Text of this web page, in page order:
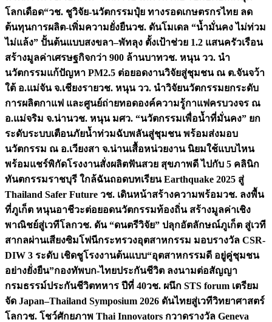
โลกเดือด“วช. ชูวิจัย-นวัตกรรมปุ๋ย ทางรอดเกษตรกรไทย ลด
ต้นทุนการผลิต-เพิ่มความยั่งยืนวช. ดันโมเดล “น้ำมั่นคง ไม่ท่วม
ไม่แล้ง” ปั้นต้นแบบสงขลา–พัทลุง ตั้งเป้าช่วย 1.2 แสนครัวเรือน
สร้างมูลค่าเศรษฐกิจกว่า 900 ล้านบาทวช. หนุน วว. นำ
นวัตกรรมแก้ปัญหา PM2.5 ต่อยอดงานวิจัยสู่ชุมชน ณ ต.จันจว้า
ใต้ อ.แม่จัน จ.เชียงรายวช. หนุน วว. นำวิจัยนวัตกรรมยกระดับ
การผลิตกาแฟ และศูนย์ถ่ายทอดองค์ความรู้กาแฟครบวงจร ณ
อ.แม่จริม จ.น่านวช. หนุน มศว. “นวัตกรรมเพื่อน้ำที่มั่นคง” ยก
ระดับระบบเตือนภัยน้ำท่วมฉับพลันสู่ชุมชน พร้อมส่งมอบ
นวัตกรรม ณ อ.เวียงสา จ.น่านเสื้อหน่วยงาน นิยมใช้แบบไหน
พร้อมแชร์พิกัดโรงงานสั่งผลิตฟันสวย สุขภาพดี ไปกับ 5 คลินิก
ทันตกรรมราชบุรี ใกล้ฉันถอดบทเรียน Earthquake 2025 สู่
Thailand Safer Future วช. เดินหน้าสร้างความพร้อมวช. ลงพื้น
ที่ภูเก็ต หนุนอาชีวะต่อยอดนวัตกรรมท้องถิ่น สร้างมูลค่าเชิง
พาณิชย์สู่เวทีโลกวช. ดัน “ดนตรีวิจัย” ปลุกอัตลักษณ์ภูเก็ต สู่เวที
สากลผ่านเสียงซิมโฟนีกระทรวงอุตสาหกรรม มอบรางวัล CSR-
DIW 3 ระดับ เชิดชูโรงงานต้นแบบ“อุตสาหกรรมดี อยู่คู่ชุมชน
อย่างยั่งยืน”กองทัพบก-ไทยประกันชีวิต ลงนามต่อสัญญา
กรมธรรม์ประกันชีวิตทหาร ปีที่ 40วช. ผนึก STS forum เตรียม
จัด Japan–Thailand Symposium 2026 ดันไทยสู่เวทีวิทยาศาสตร์
โลกวช. โชว์ศักยภาพ Thai Innovators กวาดรางวัล Geneva